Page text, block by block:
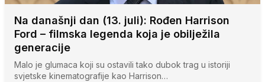
Na današnji dan (13. juli): Rođen Harrison
Ford – filmska legenda koja je obilježila
generacije
Malo je glumaca koji su ostavili tako dubok trag u istoriji
svjetske kinematografije kao Harrison…